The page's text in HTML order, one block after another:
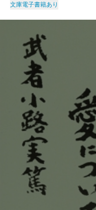
文庫電子書籍あり